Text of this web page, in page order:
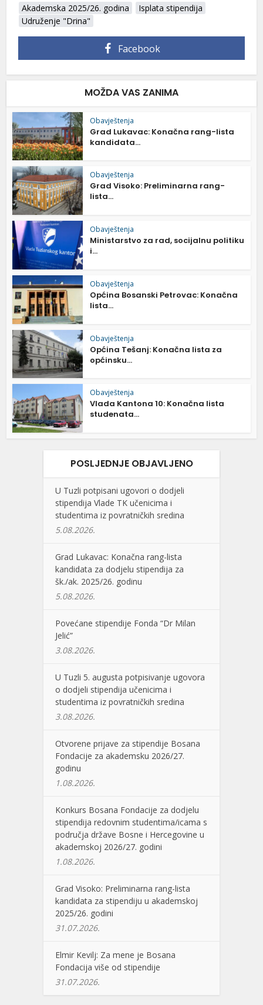
Akademska 2025/26. godina
Isplata stipendija
Udruženje "Drina"
Facebook
MOŽDA VAS ZANIMA
Obavještenja
Grad Lukavac: Konačna rang-lista
kandidata...
Obavještenja
Grad Visoko: Preliminarna rang-
lista...
Obavještenja
Ministarstvo za rad, socijalnu politiku
i...
Obavještenja
Općina Bosanski Petrovac: Konačna
lista...
Obavještenja
Općina Tešanj: Konačna lista za
općinsku...
Obavještenja
Vlada Kantona 10: Konačna lista
studenata...
POSLJEDNJE OBJAVLJENO
U Tuzli potpisani ugovori o dodjeli
stipendija Vlade TK učenicima i
studentima iz povratničkih sredina
5.08.2026.
Grad Lukavac: Konačna rang-lista
kandidata za dodjelu stipendija za
šk./ak. 2025/26. godinu
5.08.2026.
Povećane stipendije Fonda “Dr Milan
Jelić”
3.08.2026.
U Tuzli 5. augusta potpisivanje ugovora
o dodjeli stipendija učenicima i
studentima iz povratničkih sredina
3.08.2026.
Otvorene prijave za stipendije Bosana
Fondacije za akademsku 2026/27.
godinu
1.08.2026.
Konkurs Bosana Fondacije za dodjelu
stipendija redovnim studentima/icama s
područja države Bosne i Hercegovine u
akademskoj 2026/27. godini
1.08.2026.
Grad Visoko: Preliminarna rang-lista
kandidata za stipendiju u akademskoj
2025/26. godini
31.07.2026.
Elmir Kevilj: Za mene je Bosana
Fondacija više od stipendije
31.07.2026.